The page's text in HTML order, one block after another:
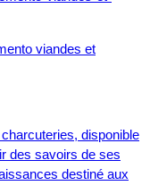
viandes et
disponible
des savoirs de ses
destiné aux